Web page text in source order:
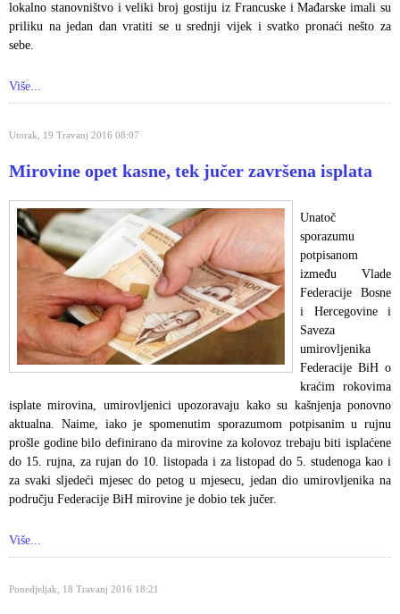
lokalno stanovništvo i veliki broj gostiju iz Francuske i Mađarske imali su
priliku na jedan dan vratiti se u srednji vijek i svatko pronaći nešto za
sebe.
Više...
Utorak, 19 Travanj 2016 08:07
Mirovine opet kasne, tek jučer završena isplata
Unatoč
sporazumu
potpisanom
između Vlade
Federacije Bosne
i Hercegovine i
Saveza
umirovljenika
Federacije BiH o
kraćim rokovima
isplate mirovina, umirovljenici upozoravaju kako su kašnjenja ponovno
aktualna. Naime, iako je spomenutim sporazumom potpisanim u rujnu
prošle godine bilo definirano da mirovine za kolovoz trebaju biti isplaćene
do 15. rujna, za rujan do 10. listopada i za listopad do 5. studenoga kao i
za svaki sljedeći mjesec do petog u mjesecu, jedan dio umirovljenika na
području Federacije BiH mirovine je dobio tek jučer.
Više...
Ponedjeljak, 18 Travanj 2016 18:21